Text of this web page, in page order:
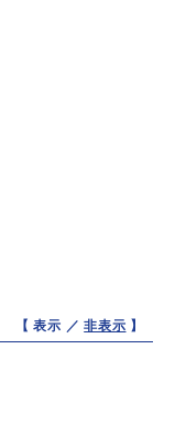
【 表示 ／非表示 】